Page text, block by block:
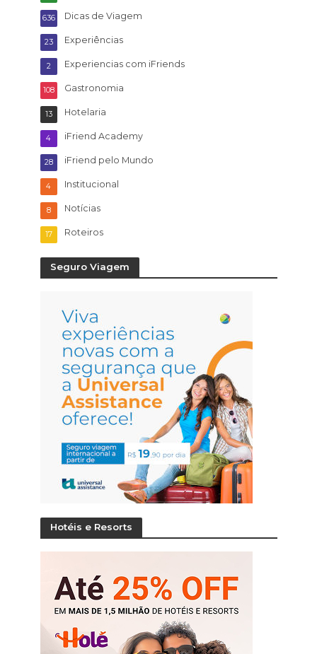
Dicas de Viagem
636
Experiências
23
Experiencias com iFriends
2
Gastronomia
108
Hotelaria
13
iFriend Academy
4
iFriend pelo Mundo
28
Institucional
4
Notícias
8
Roteiros
17
Seguro Viagem
Hotéis e Resorts